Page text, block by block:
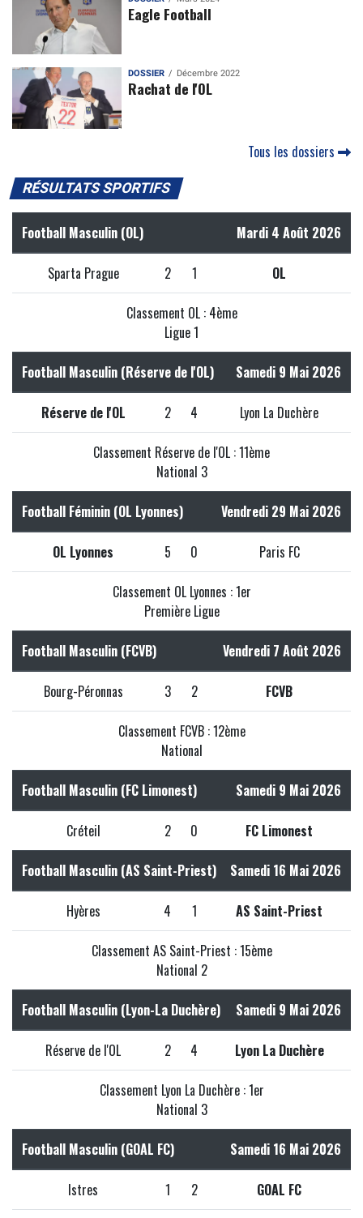
Eagle Football
DOSSIER Décembre 2022
Rachat de l'OL
Tous les dossiers
RÉSULTATS SPORTIFS
Football Masculin (OL) Mardi 4 Août 2026
Sparta Prague 2 1 OL
Classement OL : 4ème
Ligue 1
Football Masculin (Réserve de l'OL) Samedi 9 Mai 2026
Réserve de l'OL 2 4 Lyon La Duchère
Classement Réserve de l'OL : 11ème
National 3
Football Féminin (OL Lyonnes) Vendredi 29 Mai 2026
OL Lyonnes 5 0 Paris FC
Classement OL Lyonnes : 1er
Première Ligue
Football Masculin (FCVB) Vendredi 7 Août 2026
Bourg-Péronnas 3 2 FCVB
Classement FCVB : 12ème
National
Football Masculin (FC Limonest) Samedi 9 Mai 2026
Créteil 2 0 FC Limonest
Football Masculin (AS Saint-Priest) Samedi 16 Mai 2026
Hyères 4 1 AS Saint-Priest
Classement AS Saint-Priest : 15ème
National 2
Football Masculin (Lyon-La Duchère) Samedi 9 Mai 2026
Réserve de l'OL 2 4 Lyon La Duchère
Classement Lyon La Duchère : 1er
National 3
Football Masculin (GOAL FC) Samedi 16 Mai 2026
Istres 1 2 GOAL FC